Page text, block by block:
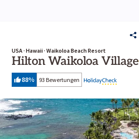
USA · Hawaii · Waikoloa Beach Resort
Hilton Waikoloa Village
88% 93 Bewertungen